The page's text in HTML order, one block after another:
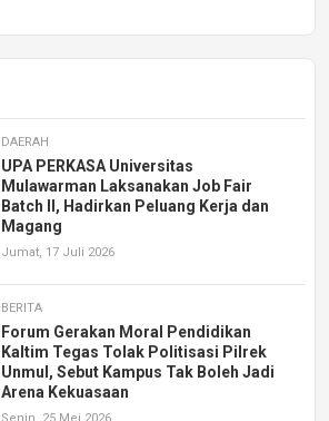
DAERAH
UPA PERKASA Universitas
Mulawarman Laksanakan Job Fair
Batch II, Hadirkan Peluang Kerja dan
Magang
Jumat, 17 Juli 2026
BERITA
Forum Gerakan Moral Pendidikan
Kaltim Tegas Tolak Politisasi Pilrek
Unmul, Sebut Kampus Tak Boleh Jadi
Arena Kekuasaan